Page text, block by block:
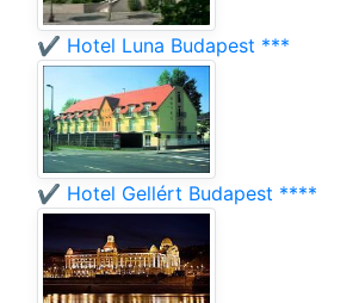
✔️ Hotel Luna Budapest ***
✔️ Hotel Gellért Budapest ****